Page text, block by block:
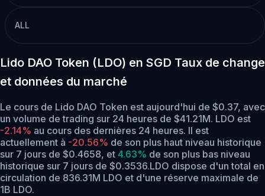
ALL
Lido DAO Token (LDO) en SGD Taux de change
et données du marché
Le cours de Lido DAO Token est aujourd'hui de $0.37, avec
un volume de trading sur 24 heures de $41.21M. LDO est
-2.14% au cours des dernières 24 heures. Il est
actuellement à -20.56% de son plus haut niveau historique
sur 7 jours de $0.4658, et 4.63% de son plus bas niveau
historique sur 7 jours de $0.3536.LDO dispose d'un total en
circulation de 836.31M LDO et d'une réserve maximale de
1B LDO.